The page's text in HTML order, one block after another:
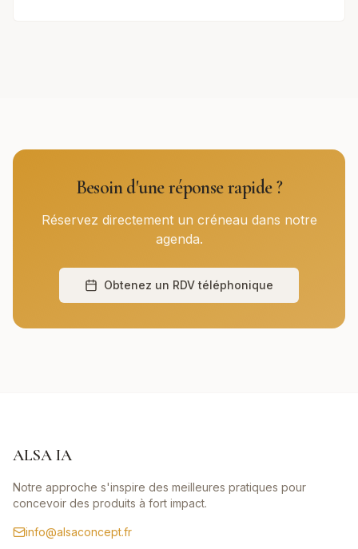
Besoin d'une réponse rapide ?
Réservez directement un créneau dans notre
agenda.
Obtenez un RDV téléphonique
ALSA IA
Notre approche s'inspire des meilleures pratiques pour
concevoir des produits à fort impact.
info@alsaconcept.fr